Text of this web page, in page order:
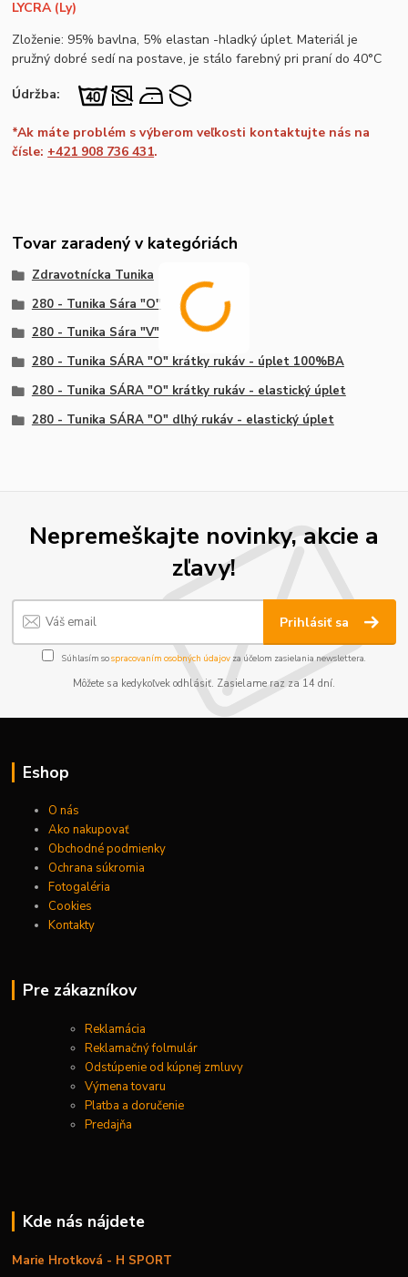
LYCRA (Ly)
Zloženie: 95% bavlna, 5% elastan -hladký úplet. Materiál je
pružný dobré sedí na postave, je stálo farebný pri praní do 40°C
Údržba:
*Ak máte problém s výberom veľkosti kontaktujte nás na
čísle: +421 908 736 431.
Tovar zaradený v kategóriách
Zdravotnícka Tunika
280 - Tunika Sára "O"
280 - Tunika Sára "V"
280 - Tunika SÁRA "O" krátky rukáv - úplet 100%BA
280 - Tunika SÁRA "O" krátky rukáv - elastický úplet
280 - Tunika SÁRA "O" dlhý rukáv - elastický úplet
Nepremeškajte novinky, akcie a
zľavy!
Prihlásiť sa
Súhlasím sospracovaním osobných údajov za účelom zasielania newslettera.
Môžete sa kedykoľvek odhlásiť. Zasielame raz za 14 dní.
Eshop
O nás
Ako nakupovať
Obchodné podmienky
Ochrana súkromia
Fotogaléria
Cookies
Kontakty
Pre zákazníkov
Reklamácia
Reklamačný folmulár
Odstúpenie od kúpnej zmluvy
Výmena tovaru
Platba a doručenie
Predajňa
Kde nás nájdete
Marie Hrotková - H SPORT